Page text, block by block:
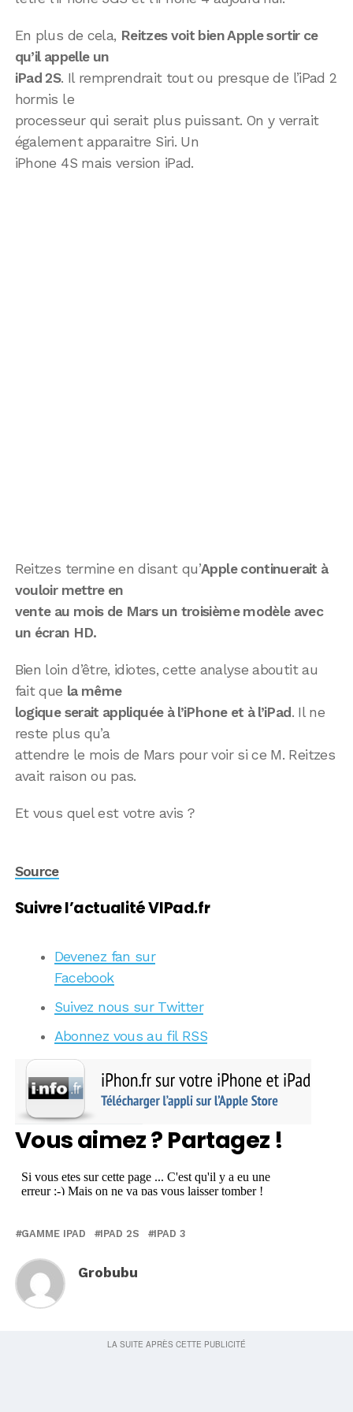
En plus de cela, Reitzes voit bien Apple sortir ce
qu’il appelle un
iPad 2S. Il remprendrait tout ou presque de l’iPad 2
hormis le
processeur qui serait plus puissant. On y verrait
également apparaitre Siri. Un
iPhone 4S mais version iPad.
Reitzes termine en disant qu’Apple continuerait à
vouloir mettre en
vente au mois de Mars un troisième modèle avec
un écran HD.
Bien loin d’être, idiotes, cette analyse aboutit au
fait que la même
logique serait appliquée à l’iPhone et à l’iPad. Il ne
reste plus qu’a
attendre le mois de Mars pour voir si ce M. Reitzes
avait raison ou pas.
Et vous quel est votre avis ?
Source
Suivre l’actualité VIPad.fr
Devenez fan sur
Facebook
Suivez nous sur Twitter
Abonnez vous au fil RSS
Vous aimez ? Partagez !
GAMME IPAD IPAD 2S IPAD 3
Grobubu